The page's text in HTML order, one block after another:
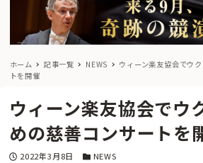
ホーム 記事一覧 NEWS
ウィーン楽友協会でウ
トを開催
ウィーン楽友協会でウ
めの慈善コンサートを
投稿日
2022年3月8日 カテゴリー
NEWS